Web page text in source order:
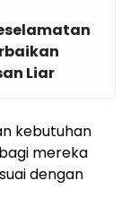
Liar
kebutuhan
mereka
dengan